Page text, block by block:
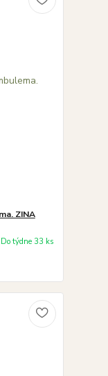
ZINA
Do týdne 33 ks